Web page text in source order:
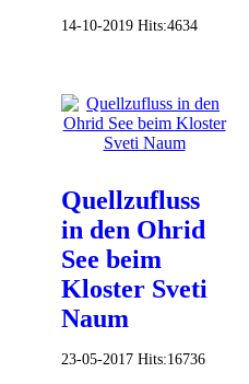
14-10-2019 Hits:4634
Quellzufluss
in den Ohrid
See beim
Kloster Sveti
Naum
23-05-2017 Hits:16736